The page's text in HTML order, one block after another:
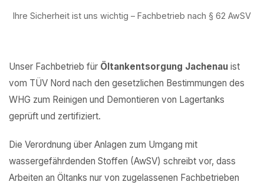
Ihre Sicherheit ist uns wichtig – Fachbetrieb nach § 62 AwSV
Unser Fachbetrieb für Öltankentsorgung Jachenau ist
vom TÜV Nord nach den gesetzlichen Bestimmungen des
WHG zum Reinigen und Demontieren von Lagertanks
geprüft und zertifiziert.
Die Verordnung über Anlagen zum Umgang mit
wassergefährdenden Stoffen (AwSV) schreibt vor, dass
Arbeiten an Öltanks nur von zugelassenen Fachbetrieben